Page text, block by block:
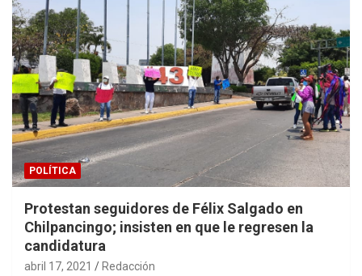
POLÍTICA
Protestan seguidores de Félix Salgado en
Chilpancingo; insisten en que le regresen la
candidatura
abril 17, 2021 Redacción